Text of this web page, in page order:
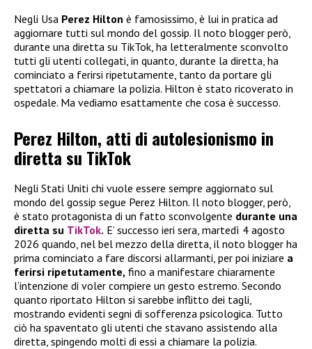
Negli Usa Perez Hilton è famosissimo, è lui in pratica ad
aggiornare tutti sul mondo del gossip. Il noto blogger però,
durante una diretta su TikTok, ha letteralmente sconvolto
tutti gli utenti collegati, in quanto, durante la diretta, ha
cominciato a ferirsi ripetutamente, tanto da portare gli
spettatori a chiamare la polizia. Hilton è stato ricoverato in
ospedale. Ma vediamo esattamente che cosa è successo.
Perez Hilton, atti di autolesionismo in
diretta su TikTok
Negli Stati Uniti chi vuole essere sempre aggiornato sul
mondo del gossip segue Perez Hilton. Il noto blogger, però,
è stato protagonista di un fatto sconvolgente durante una
diretta su TikTok. E’ successo ieri sera, martedì 4 agosto
2026 quando, nel bel mezzo della diretta, il noto blogger ha
prima cominciato a fare discorsi allarmanti, per poi iniziare a
ferirsi ripetutamente, fino a manifestare chiaramente
l’intenzione di voler compiere un gesto estremo. Secondo
quanto riportato Hilton si sarebbe inflitto dei tagli,
mostrando evidenti segni di sofferenza psicologica. Tutto
ciò ha spaventato gli utenti che stavano assistendo alla
diretta, spingendo molti di essi a chiamare la polizia.